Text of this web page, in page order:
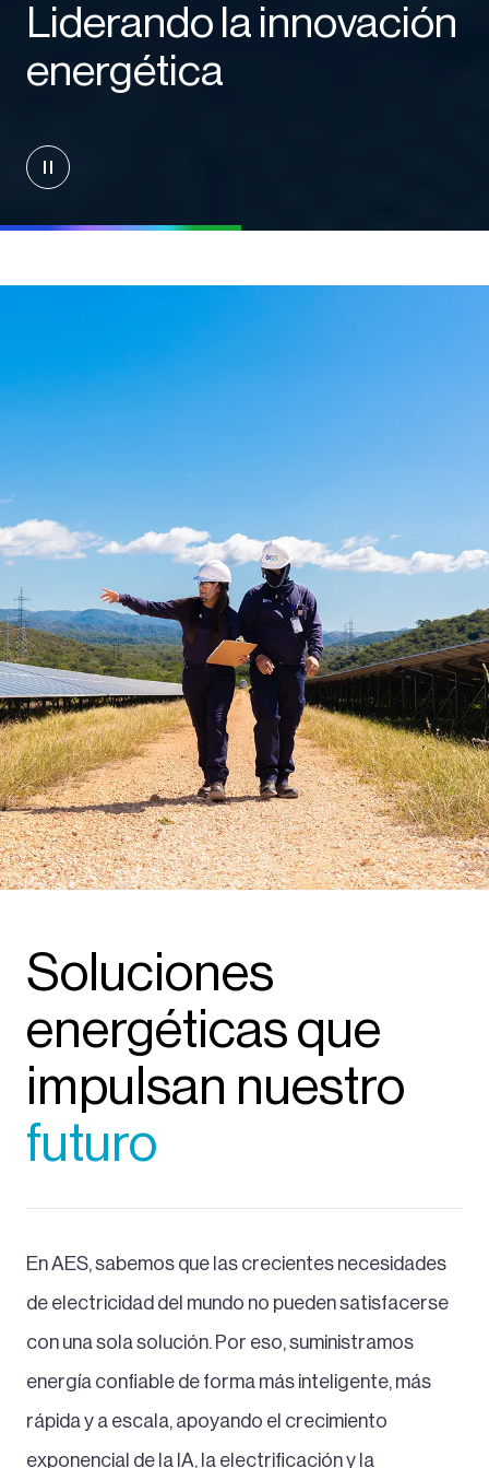
Liderando la innovación
energética
Soluciones
energéticas que
impulsan nuestro
futuro
En AES, sabemos que las crecientes necesidades
de electricidad del mundo no pueden satisfacerse
con una sola solución. Por eso, suministramos
energía confiable de forma más inteligente, más
rápida y a escala, apoyando el crecimiento
exponencial de la IA, la electrificación y la